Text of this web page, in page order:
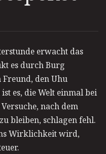
erwacht das
es durch Burg
Freund, den Uhu
es, die Welt einmal bei
nach dem
bleiben, schlagen fehl.
Wirklichkeit wird,